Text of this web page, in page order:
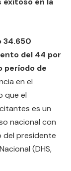
34.650
del 44 por
período de
en el
que el
es un
nacional con
del presidente
(DHS,